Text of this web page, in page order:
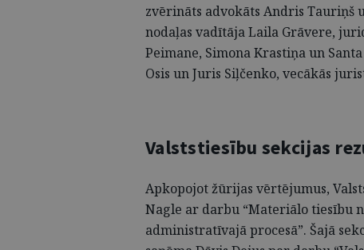
zvērināts advokāts Andris Tauriņš
nodaļas vadītāja Laila Grāvere,
Peimane, Simona Krastiņa un
Osis un Juris Siļčenko, vecākās
Valststiesību sekcijas
Apkopojot žūrijas vērtējumus,
Nagle ar darbu “Materiālo tiesību
administratīvajā procesā”. Šajā